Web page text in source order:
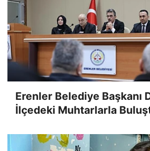
Erenler Belediye Başkanı
İlçedeki Muhtarlarla